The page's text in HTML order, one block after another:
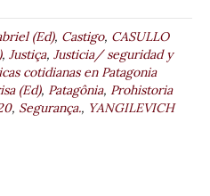
(Ed), Castigo, CASULLO
, Justiça, Justicia/ seguridad y
cotidianas en Patagonia
(Ed), Patagônia, Prohistoria
, Segurança., YANGILEVICH